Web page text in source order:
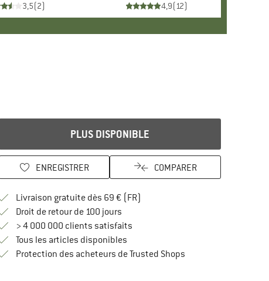
3,5(2) 4,9(12)
PLUS DISPONIBLE
ENREGISTRER COMPARER
Livraison gratuite dès 69 € (FR)
Droit de retour de 100 joursTrouve les informations de
> 4 000 000 clients satisfaits
Tous les articles disponibles
Protection des acheteurs de Trusted ShopsTrouve toutes les